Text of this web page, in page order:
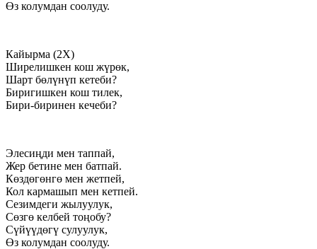
Өз колумдан соолуду.
Кайырма (2X)
Ширелишкен кош жүрөк,
Шарт бөлүнүп кетеби?
Биригишкен кош тилек,
Бири-биринен кечеби?
Элесиңди мен таппай,
Жер бетине мен батпай.
Көздөгөнгө мен жетпей,
Кол кармашып мен кетпей.
Сезимдеги жылуулук,
Сөзгө келбей тоңобу?
Сүйүүдөгү сулуулук,
Өз колумдан соолуду.